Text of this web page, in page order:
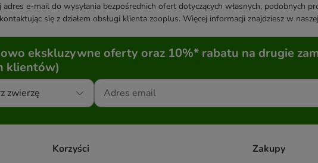
e-mail do wysyłania bezpośrednich ofert dotyczących własnych, podobnych
się z działem obsługi klienta zooplus. Więcej informacji znajdziesz w naszej
ekskluzywne oferty oraz 10%* rabatu na drugie
klientów)
zwierzę
Korzyści Zakupy